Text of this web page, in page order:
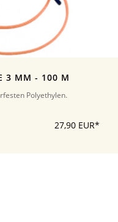
3 MM - 100 M
Polyethylen.
27,90 EUR*